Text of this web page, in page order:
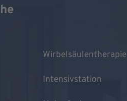
Wirbelsäulentherapie
Intensivstation